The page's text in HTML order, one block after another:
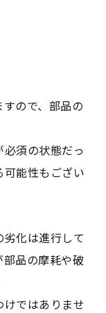
ので、部品の
須の状態だっ
能性もござい
化は進行して
品の摩耗や破
ではありませ